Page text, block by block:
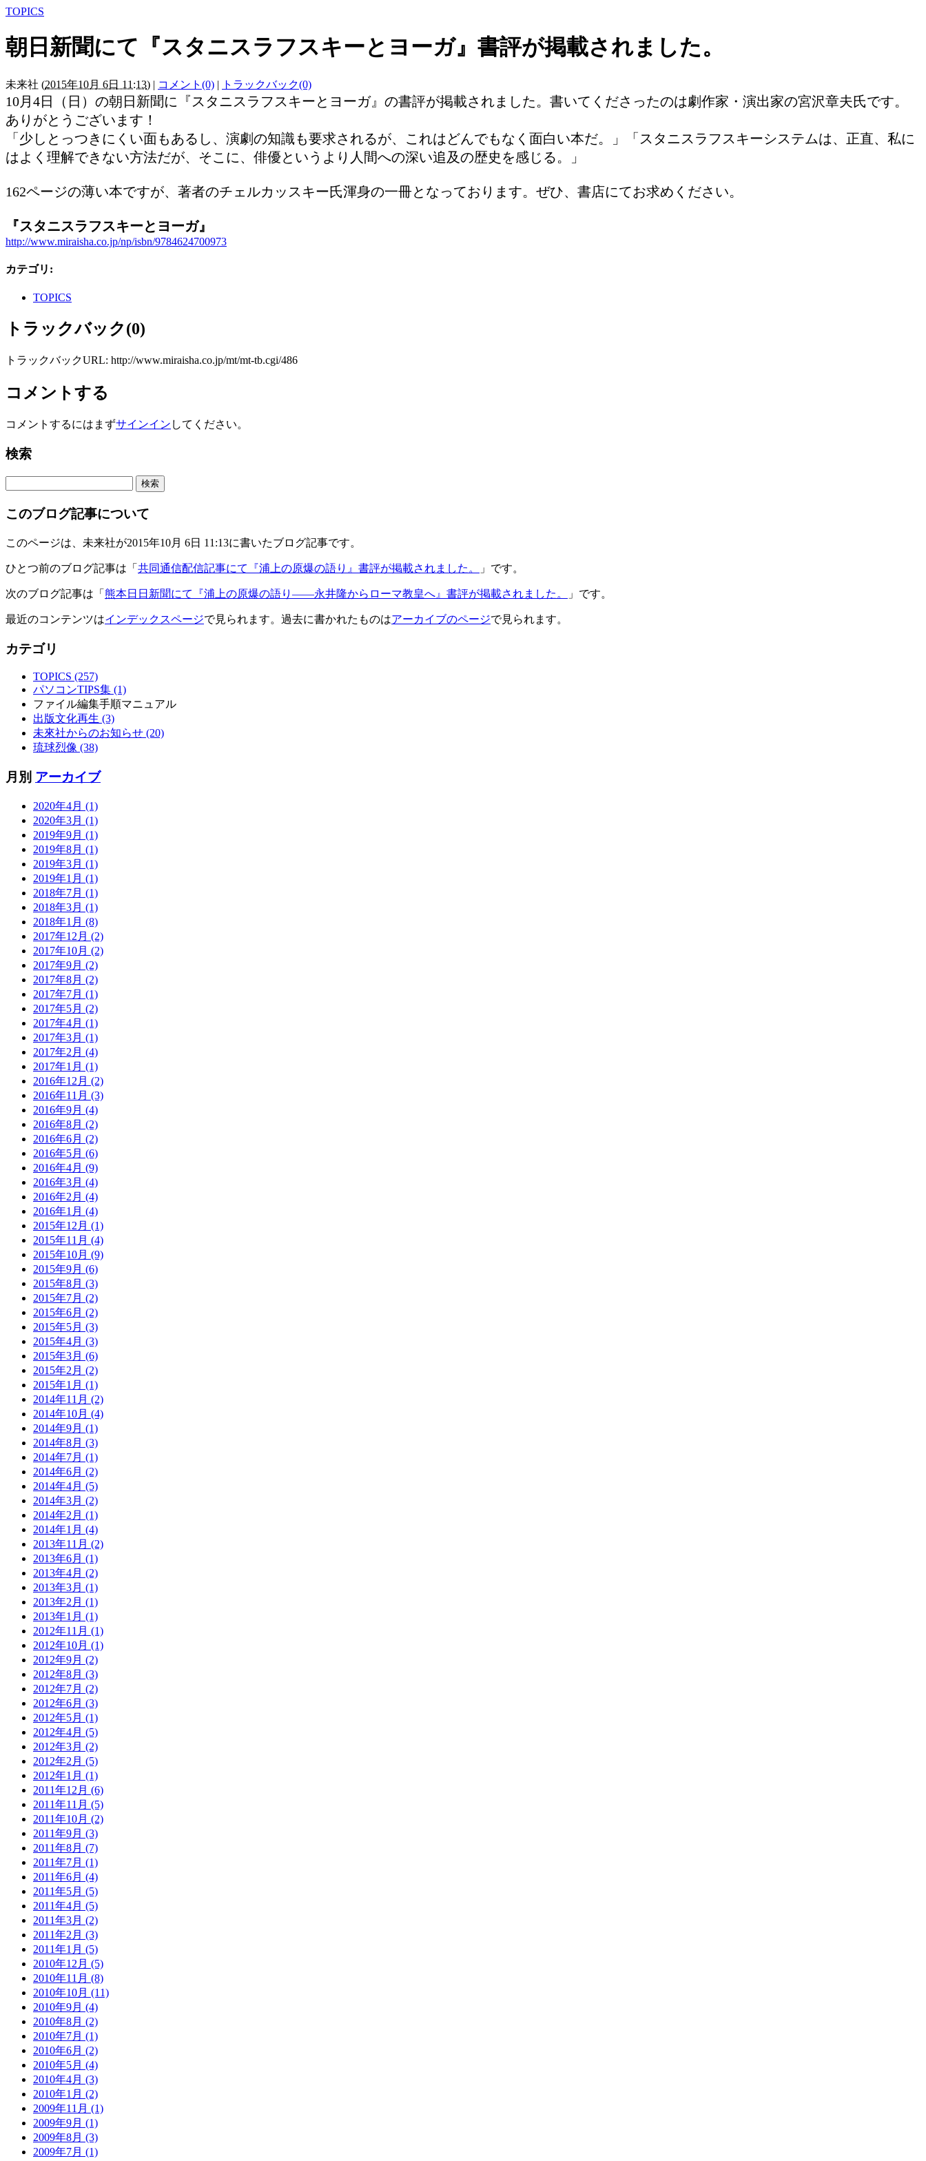
TOPICS
朝日新聞にて『スタニスラフスキーとヨーガ』書評が掲載されました。
未来社 (2015年10月 6日 11:13) | コメント(0) | トラックバック(0)
10月4日（日）の朝日新聞に『スタニスラフスキーとヨーガ』の書評が掲載されました。書いてくださったのは劇作家・演出家の宮沢章夫氏です。
ありがとうございます！
「少しとっつきにくい面もあるし、演劇の知識も要求されるが、これはどんでもなく面白い本だ。」「スタニスラフスキーシステムは、正直、私に
はよく理解できない方法だが、そこに、俳優というより人間への深い追及の歴史を感じる。」
162ページの薄い本ですが、著者のチェルカッスキー氏渾身の一冊となっております。ぜひ、書店にてお求めください。
『スタニスラフスキーとヨーガ』
http://www.miraisha.co.jp/np/isbn/9784624700973
カテゴリ :
TOPICS
トラックバック(0)
トラックバックURL: http://www.miraisha.co.jp/mt/mt-tb.cgi/486
コメントする
コメントするにはまずサインイン してください。
検索
このブログ記事について
このページは、未来社が2015年10月 6日 11:13に書いたブログ記事です。
ひとつ前のブログ記事は「 共同通信配信記事にて『浦上の原爆の語り』書評が掲載されました。 」です。
次のブログ記事は「 熊本日日新聞にて『浦上の原爆の語り――永井隆からローマ教皇へ』書評が掲載されました。 」です。
最近のコンテンツはインデックスページで見られます。過去に書かれたものはアーカイブのページで見られます。
カテゴリ
TOPICS (257)
パソコンTIPS集 (1)
ファイル編集手順マニュアル
出版文化再生 (3)
未來社からのお知らせ (20)
琉球烈像 (38)
月別 アーカイブ
2020年4月 (1)
2020年3月 (1)
2019年9月 (1)
2019年8月 (1)
2019年3月 (1)
2019年1月 (1)
2018年7月 (1)
2018年3月 (1)
2018年1月 (8)
2017年12月 (2)
2017年10月 (2)
2017年9月 (2)
2017年8月 (2)
2017年7月 (1)
2017年5月 (2)
2017年4月 (1)
2017年3月 (1)
2017年2月 (4)
2017年1月 (1)
2016年12月 (2)
2016年11月 (3)
2016年9月 (4)
2016年8月 (2)
2016年6月 (2)
2016年5月 (6)
2016年4月 (9)
2016年3月 (4)
2016年2月 (4)
2016年1月 (4)
2015年12月 (1)
2015年11月 (4)
2015年10月 (9)
2015年9月 (6)
2015年8月 (3)
2015年7月 (2)
2015年6月 (2)
2015年5月 (3)
2015年4月 (3)
2015年3月 (6)
2015年2月 (2)
2015年1月 (1)
2014年11月 (2)
2014年10月 (4)
2014年9月 (1)
2014年8月 (3)
2014年7月 (1)
2014年6月 (2)
2014年4月 (5)
2014年3月 (2)
2014年2月 (1)
2014年1月 (4)
2013年11月 (2)
2013年6月 (1)
2013年4月 (2)
2013年3月 (1)
2013年2月 (1)
2013年1月 (1)
2012年11月 (1)
2012年10月 (1)
2012年9月 (2)
2012年8月 (3)
2012年7月 (2)
2012年6月 (3)
2012年5月 (1)
2012年4月 (5)
2012年3月 (2)
2012年2月 (5)
2012年1月 (1)
2011年12月 (6)
2011年11月 (5)
2011年10月 (2)
2011年9月 (3)
2011年8月 (7)
2011年7月 (1)
2011年6月 (4)
2011年5月 (5)
2011年4月 (5)
2011年3月 (2)
2011年2月 (3)
2011年1月 (5)
2010年12月 (5)
2010年11月 (8)
2010年10月 (11)
2010年9月 (4)
2010年8月 (2)
2010年7月 (1)
2010年6月 (2)
2010年5月 (4)
2010年4月 (3)
2010年1月 (2)
2009年11月 (1)
2009年9月 (1)
2009年8月 (3)
2009年7月 (1)